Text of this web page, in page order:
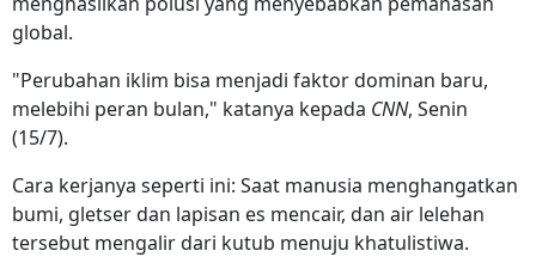
global.
"Perubahan iklim bisa menjadi faktor dominan baru,
melebihi peran bulan," katanya kepada CNN, Senin
(15/7).
Cara kerjanya seperti ini: Saat manusia menghangatkan
bumi, gletser dan lapisan es mencair, dan air lelehan
tersebut mengalir dari kutub menuju khatulistiwa.